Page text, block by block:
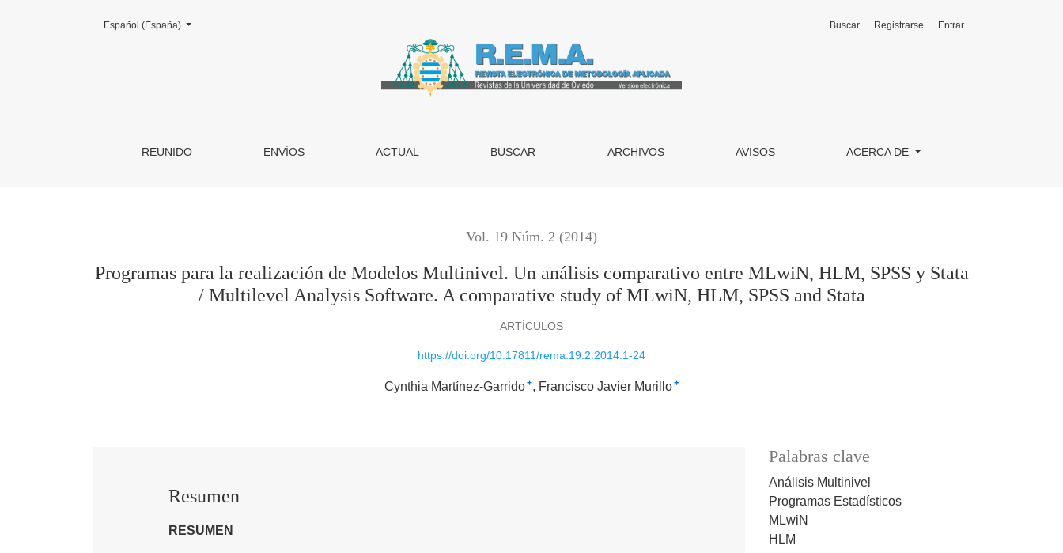
Programas para la realización de Modelos Multinivel. Un análisis comparativo entre MLwiN, HLM, SPSS y Stata / Multilevel Analysis Software. A comparative study of
REUNIDO ENVÍOS ACTUAL BUSCAR ARCHIVOS AVISOS ACERCA DE
Buscar Registrarse Entrar
Cambiar el idioma. El actual es:
Español (España)
Vol. 19 Núm. 2 (2014)
Programas para la realización de Modelos Multinivel. Un análisis comparativo entre MLwiN, HLM, SPSS y Stata
/ Multilevel Analysis Software. A comparative study of MLwiN, HLM, SPSS and Stata
ARTÍCULOS
https://doi.org/10.17811/rema.19.2.2014.1-24
Cynthia Martínez-Garrido+ Francisco Javier Murillo+
Palabras clave
Análisis Multinivel
Programas Estadísticos
MLwiN
HLM
Resumen
RESUMEN